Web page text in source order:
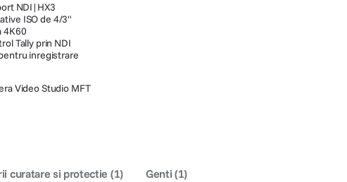
NDI|HX3
ISO de 4/3"
4K60
Tally prin NDI
inregistrare
Video Studio MFT
curatare si protectie (1) Genti (1)